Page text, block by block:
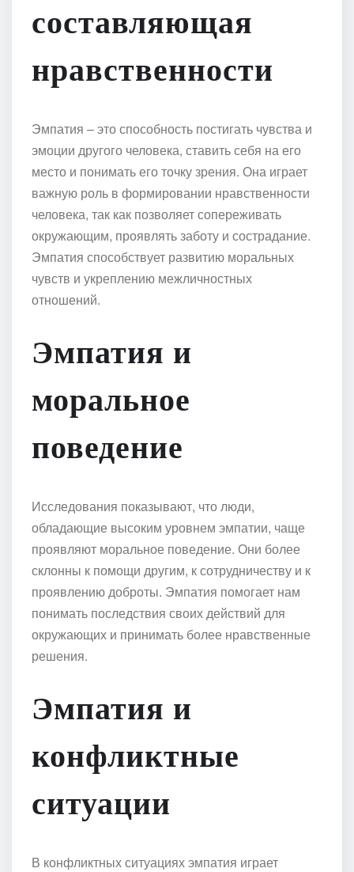
составляющая
нравственности
Эмпатия – это способность постигать чувства и
эмоции другого человека, ставить себя на его
место и понимать его точку зрения. Она играет
важную роль в формировании нравственности
человека, так как позволяет сопереживать
окружающим, проявлять заботу и сострадание.
Эмпатия способствует развитию моральных
чувств и укреплению межличностных
отношений.
Эмпатия и
моральное
поведение
Исследования показывают, что люди,
обладающие высоким уровнем эмпатии, чаще
проявляют моральное поведение. Они более
склонны к помощи другим, к сотрудничеству и к
проявлению доброты. Эмпатия помогает нам
понимать последствия своих действий для
окружающих и принимать более нравственные
решения.
Эмпатия и
конфликтные
ситуации
В конфликтных ситуациях эмпатия играет